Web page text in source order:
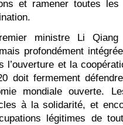
et ramener toutes
ministre Li Qiang
profondément
l’ouverture et la
doit fermement
mondiale ouverte.
à la solidarité, et
légitimes de